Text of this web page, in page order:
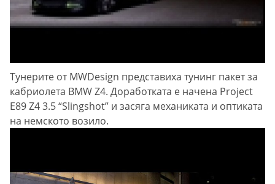
Тунерите от MWDesign представиха тунинг пакет за
кабриолета BMW Z4. Доработката е начена Project
E89 Z4 3.5 “Slingshot” и засяга механиката и оптиката
на немското возило.